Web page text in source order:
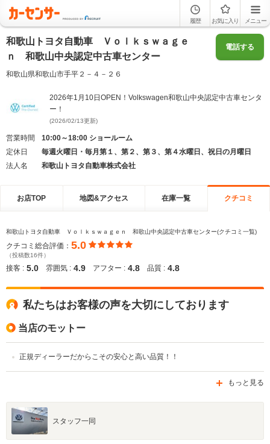
履歴 お気に入り メニュー
和歌山トヨタ自動車 Ｖｏｌｋｓｗａｇｅ
ｎ 和歌山中央認定中古車センター
和歌山県和歌山市手平２－４－２６
電話する
2026年1月10日OPEN！Volkswagen和歌山中央認定中古車センタ
ー！
(2026/02/13更新)
営業時間
10:00～18:00 ショールーム
定休日
毎週火曜日・毎月第１、第２、第３、第４水曜日、祝日の月曜日
法人名
和歌山トヨタ自動車株式会社
お店TOP 地図&アクセス 在庫一覧 クチコミ
和歌山トヨタ自動車 Ｖｏｌｋｓｗａｇｅｎ 和歌山中央認定中古車センター(クチコミ一覧)
クチコミ総合評価： 5.0
（投稿数16件）
接客 : 5.0 雰囲気 : 4.9 アフター : 4.8 品質 : 4.8
私たちはお客様の声を大切にしております
当店のモットー
正規ディーラーだからこその安心と高い品質！！
もっと見る
スタッフ一同